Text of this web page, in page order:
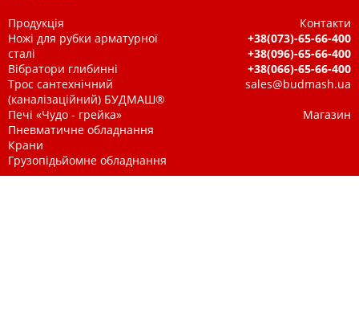
Продукція
Ножі для рубки арматурної
сталі
Вібратори глибинні
Трос сантехнічний
(каналізаційний) БУДМАШ®
Печі «Чудо - грейка»
Пневматичне обладнання
Крани
Грузопідьйомне обладнання
Контакти
+38(073)-65-66-400
+38(096)-65-66-400
+38(066)-65-66-400
sales@budmash.ua
Магазин